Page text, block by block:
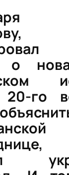
о
20-го